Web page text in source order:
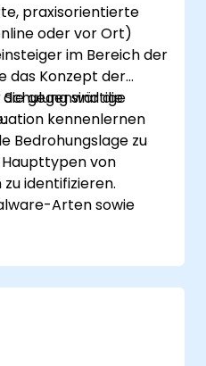
praxisorientierte
oder vor Ort)
im Bereich der
das Konzept der
gegenwärtige
kennenlernen
sind die
Bedrohungslage zu
von
identifizieren.
Arten sowie
Netzwerksicherheit
eines
zu
Fabric von Fortinet